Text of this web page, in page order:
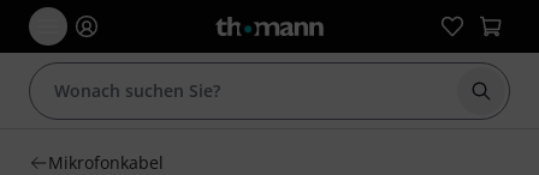
Suche
Mikrofonkabel